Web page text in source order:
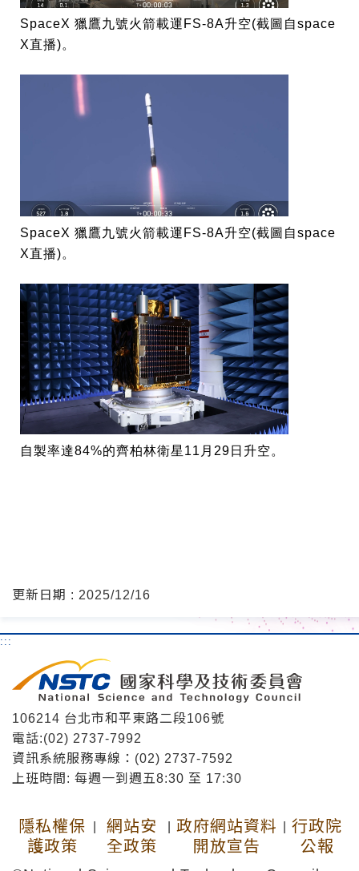
SpaceX 獵鷹九號火箭載運FS-8A升空(截圖自space
X直播)。
SpaceX 獵鷹九號火箭載運FS-8A升空(截圖自space
X直播)。
自製率達84%的齊柏林衛星11月29日升空。
更新日期 : 2025/12/16
:::
106214 台北市和平東路二段106號
電話:(02) 2737-7992
資訊系統服務專線：(02) 2737-7592
上班時間: 每週一到週五8:30 至 17:30
隱私權保
護政策
網站安
全政策
政府網站資料
開放宣告
行政院
公報